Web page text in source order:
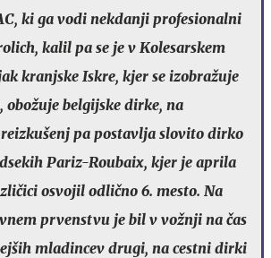
ki ga vodi nekdanji profesionalni
kalil pa se je v Kolesarskem
kranjske Iskre, kjer se izobražuje
obožuje belgijske dirke, na
pa postavlja slovito dirko
Pariz-Roubaix, kjer je aprila
osvojil odlično 6. mesto. Na
prvenstvu je bil v vožnji na čas
mladincev drugi, na cestni dirki